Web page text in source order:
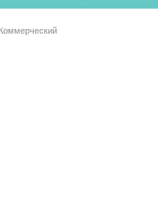
Коммерческий